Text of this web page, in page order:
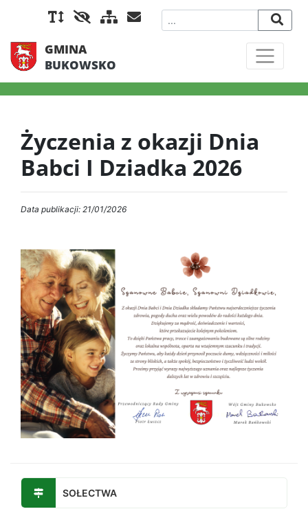
GMINA
BUKOWSKO
Życzenia z okazji Dnia
Babci I Dziadka 2026
Data publikacji: 21/01/2026
SOŁECTWA